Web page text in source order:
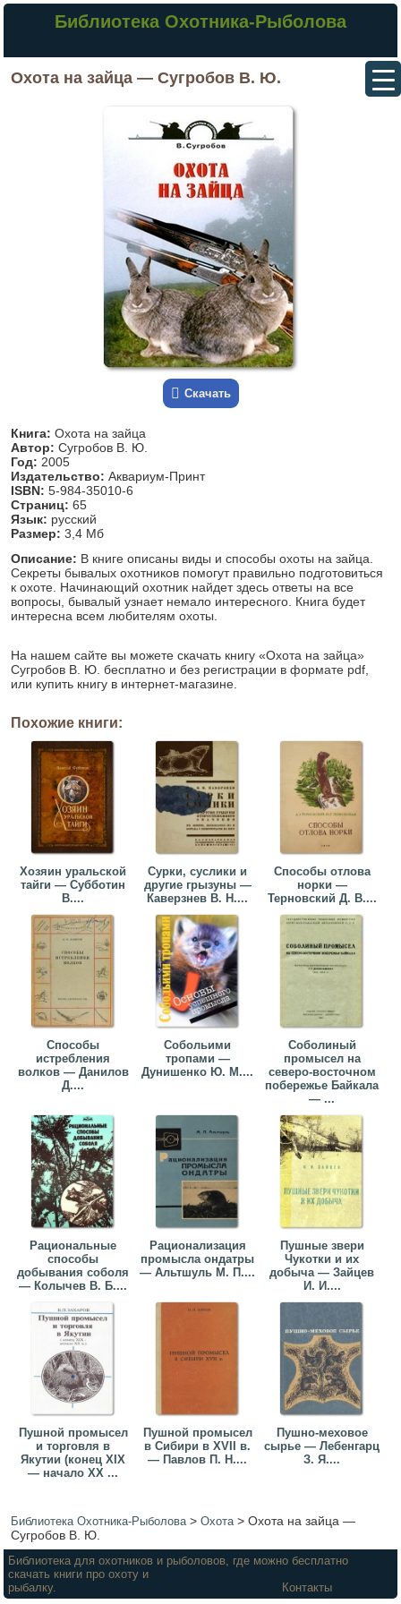
Библиотека Охотника-Рыболова
Охота на зайца — Сугробов В. Ю.
Скачать
Книга: Охота на зайца
Автор: Сугробов В. Ю.
Год: 2005
Издательство: Аквариум-Принт
ISBN: 5-984-35010-6
Страниц: 65
Язык: русский
Размер: 3,4 Мб
Описание: В книге описаны виды и способы охоты на зайца.
Секреты бывалых охотников помогут правильно подготовиться
к охоте. Начинающий охотник найдет здесь ответы на все
вопросы, бывалый узнает немало интересного. Книга будет
интересна всем любителям охоты.
На нашем сайте вы можете скачать книгу «Охота на зайца»
Сугробов В. Ю. бесплатно и без регистрации в формате pdf,
или купить книгу в интернет-магазине.
Похожие книги:
Хозяин уральской
тайги — Субботин
В....
Сурки, суслики и
другие грызуны —
Каверзнев В. Н....
Способы отлова
норки —
Терновский Д. В....
Способы
истребления
волков — Данилов
Д....
Собольими
тропами —
Дунишенко Ю. М....
Соболиный
промысел на
северо-восточном
побережье Байкала
— ...
Рациональные
способы
добывания соболя
— Колычев В. Б....
Рационализация
промысла ондатры
— Альтшуль М. П....
Пушные звери
Чукотки и их
добыча — Зайцев
И. И....
Пушной промысел
и торговля в
Якутии (конец XIX
— начало XX ...
Пушной промысел
в Сибири в XVII в.
— Павлов П. Н....
Пушно-меховое
сырье — Лебенгарц
З. Я....
Библиотека Охотника-Рыболова>Охота>Охота на зайца —
Сугробов В. Ю.
Библиотека для охотников и рыболовов, где можно бесплатно
скачать книги про охоту и
рыбалку.
Контакты